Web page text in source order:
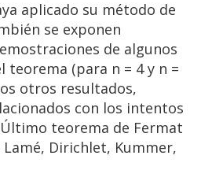
aplicado su método de
se exponen
de algunos
teorema (para n = 4 y n =
otros resultados,
con los intentos
teorema de Fermat
Dirichlet, Kummer,